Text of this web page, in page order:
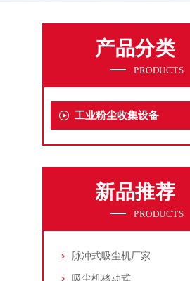
产品分类
PRODUCTS
工业粉尘收集设备
新品推荐
PRODUCTS
脉冲式吸尘机厂家
吸尘机移动式